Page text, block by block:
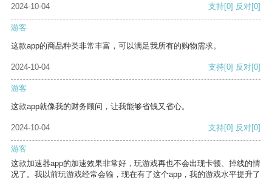
2024-10-04
支持[0] 反对[0]
游客
这款app的商品种类非常丰富，可以满足我所有的购物需求。
2024-10-04 支持[0] 反对[0]
游客
这款app就像我的财务顾问，让我能够省钱又省心。
2024-10-04 支持[0] 反对[0]
游客
这款加速器app的加速效果非常好，玩游戏再也不会出现卡顿、掉线的情
况了。我以前玩游戏经常会输，现在有了这个app，我的游戏水平提升了